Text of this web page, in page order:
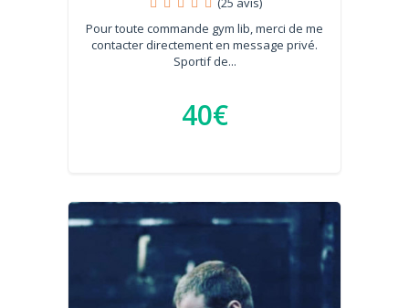
Pour toute commande gym lib, merci de me
contacter directement en message privé.
Sportif de...
40€